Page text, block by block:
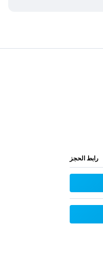
رابط الحجز